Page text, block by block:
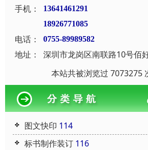
手机：
13641461291
18926771085
电话： 0755-89989582
地址：
深圳市龙岗区南联路10号佰
本站共被浏览过 7073275
图文快印 114
标书制作装订 116